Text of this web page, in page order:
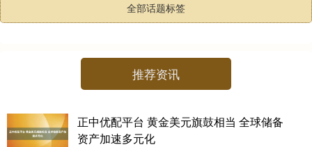
全部话题标签
推荐资讯
正中优配平台 黄金美元旗鼓相当 全球储备
资产加速多元化